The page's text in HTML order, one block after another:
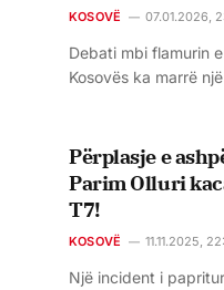
KOSOVË 07.01.2026,
Debati mbi flamurin
Kosovës ka marrë
Përplasje e
Parim Olluri
T7!
KOSOVË 11.11.2025,
Një incident i